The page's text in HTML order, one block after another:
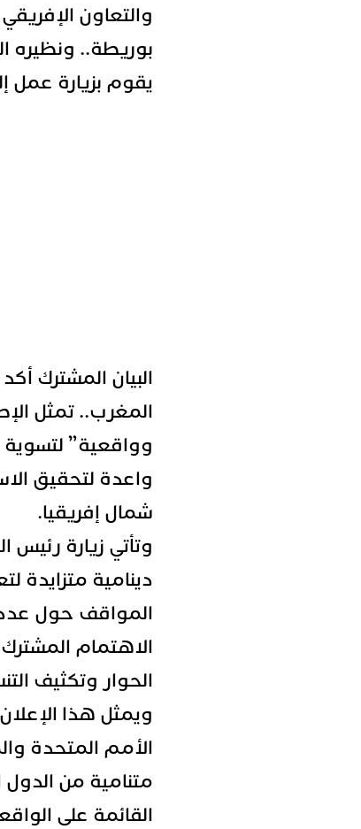
والتعاون
بوريطة.. ونظيره
يقوم بزيارة عمل
البيان المشترك
المغرب.. تمثل
وواقعية” لتسوية
واعدة لتحقيق
شمال إفريقيا.
وتأتي زيارة رئيس
دينامية متزايدة
المواقف حول عدد
الاهتمام
الحوار وتكثيف
ويمثل هذا
الأمم المتحدة
متنامية من الدول
القائمة على